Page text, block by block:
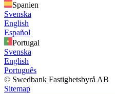
Spanien
Svenska
English
Español
Portugal
Svenska
English
Português
© Swedbank Fastighetsbyrå AB
Sitemap